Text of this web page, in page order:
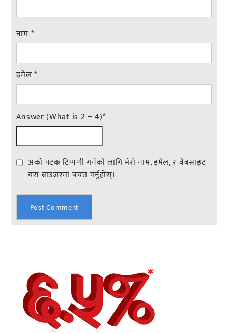
नाम *
इमेल*
Answer (What is 2 + 4)*
अर्को पटक टिप्पणी गर्नको लागि मेरो नाम, इमेल, र वेबसाइट
यस ब्राउजरमा बचत गर्नुहोस्।